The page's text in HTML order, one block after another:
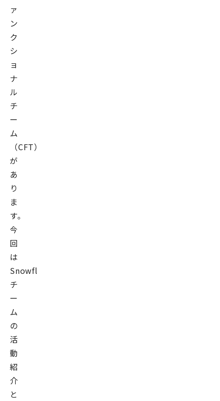
ァ
ン
ク
シ
ョ
ナ
ル
チ
ー
ム
（CFT）」
が
あ
り
ま
す。
今
回
は
Snowflake
チ
ー
ム
の
活
動
紹
介
と